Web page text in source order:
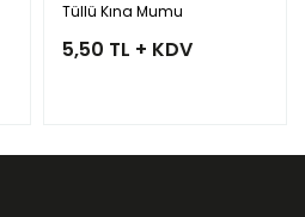
Tüllü Kına Mumu
5,50 TL + KDV